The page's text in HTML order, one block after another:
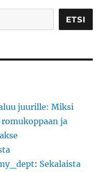
ETSI
juurille: Miksi
ja
: Sekalaista